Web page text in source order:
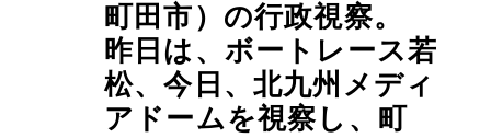
町田市）の行政視察。
昨日は、ボートレース若
松、今日、北九州メディ
アドームを視察し、町